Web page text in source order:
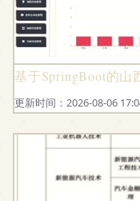
基于SpringBoot的
更新时间：2026-08-06